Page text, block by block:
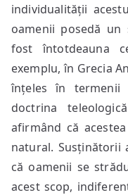
individualității
oamenii posedă
fost întotdeauna
exemplu, în Grecia
înțeles în termenii
doctrina
afirmând că
natural. Susținătorii
că oamenii se
acest scop,